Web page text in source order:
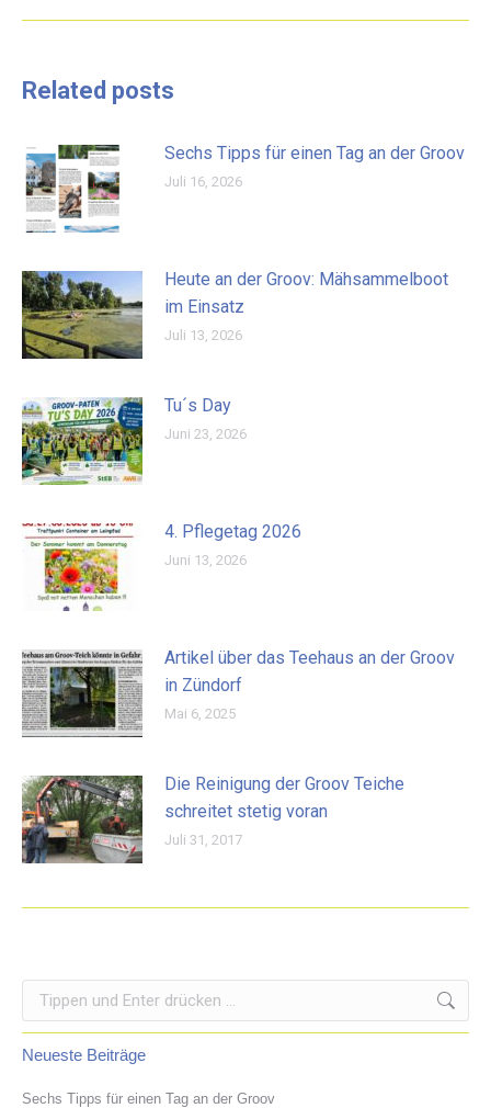
Related posts
Sechs Tipps für einen Tag an der Groov
Juli 16, 2026
Heute an der Groov: Mähsammelboot
im Einsatz
Juli 13, 2026
Tu´s Day
Juni 23, 2026
4. Pflegetag 2026
Juni 13, 2026
Artikel über das Teehaus an der Groov
in Zündorf
Mai 6, 2025
Die Reinigung der Groov Teiche
schreitet stetig voran
Juli 31, 2017
Search:
Neueste Beiträge
Sechs Tipps für einen Tag an der Groov